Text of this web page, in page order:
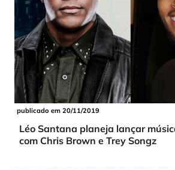
publicado em 20/11/2019
Léo Santana planeja lançar
com Chris Brown e Trey Songz